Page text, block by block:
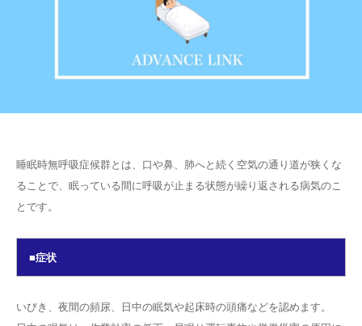
睡眠時無呼吸症候群とは、口や鼻、肺へと続く空気の通り道が狭くな
ることで、眠っている間に呼吸が止まる状態が繰り返される病気のこ
とです。
■症状
いびき、夜間の頻尿、日中の眠気や起床時の頭痛などを認めます。